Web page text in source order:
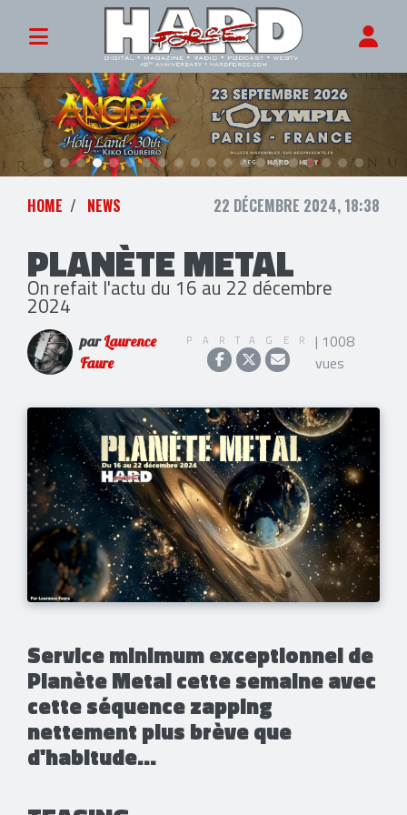
HOME NEWS 22 DÉCEMBRE 2024, 18:38
PLANÈTE METAL
On refait l'actu du 16 au 22 décembre
2024
parLaurence
Faure
PARTAGER | 1008
vues
Service minimum exceptionnel de
Planète Metal cette semaine avec
cette séquence zapping
nettement plus brève que
d'habitude...